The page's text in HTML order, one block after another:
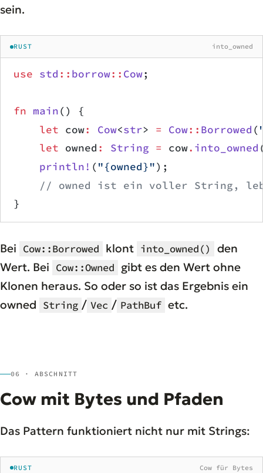
sein.
RUST into_owned
use std :: borrow:: Cow;
fn main() {
    let
cow: Cow<str> = Cow:: Borrowed (
    let
owned : String = cow. into_owned
    println!
( "{owned}");
// owned ist ein voller String,
}
Bei Cow::Borrowed klont into_owned()
den
Wert. Bei Cow::Owned gibt es den Wert ohne
Klonen heraus. So oder so ist das Ergebnis ein
owned String / Vec / PathBuf etc.
06 · ABSCHNITT
Cow mit Bytes und Pfaden
Das Pattern funktioniert nicht nur mit Strings:
RUST Cow für Bytes